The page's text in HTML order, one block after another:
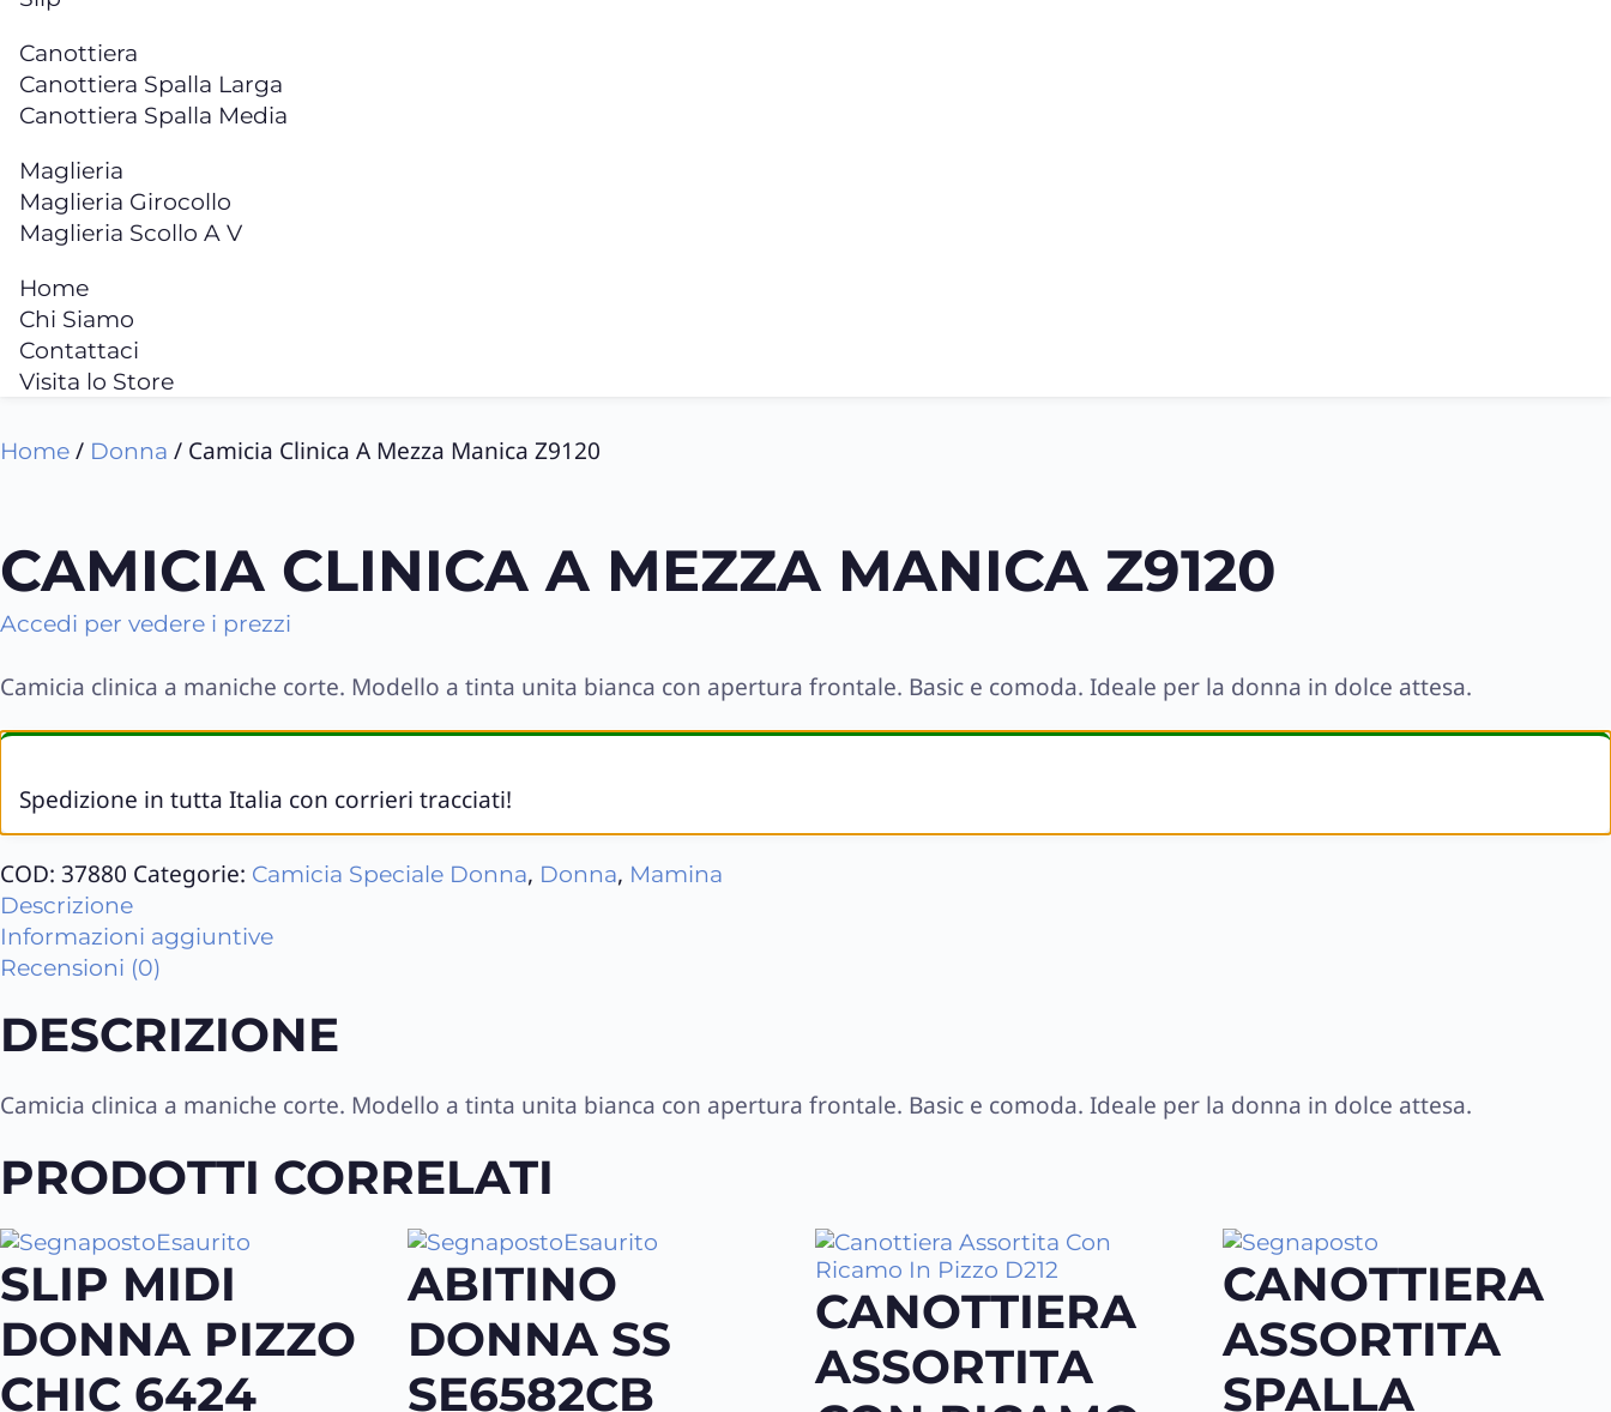
Canottiera
Canottiera Spalla Larga
Canottiera Spalla Media
Maglieria
Maglieria Girocollo
Maglieria Scollo A V
Home
Chi Siamo
Contattaci
Visita lo Store
Home / Donna / Camicia Clinica A Mezza Manica Z9120
CAMICIA CLINICA A MEZZA MANICA Z9120
Accedi per vedere i prezzi
Camicia clinica a maniche corte. Modello a tinta unita bianca con apertura frontale. Basic e comoda. Ideale per la donna in dolce attesa.
Spedizione in tutta Italia con corrieri tracciati!
COD: 37880 Categorie: Camicia Speciale Donna, Donna, Mamina
Descrizione
Informazioni aggiuntive
Recensioni (0)
DESCRIZIONE
Camicia clinica a maniche corte. Modello a tinta unita bianca con apertura frontale. Basic e comoda. Ideale per la donna in dolce attesa.
PRODOTTI CORRELATI
Esaurito
SLIP MIDI
DONNA PIZZO
CHIC 6424
Esaurito
ABITINO
DONNA SS
SE6582CB
CANOTTIERA
ASSORTITA
CANOTTIERA
ASSORTITA
SPALLA